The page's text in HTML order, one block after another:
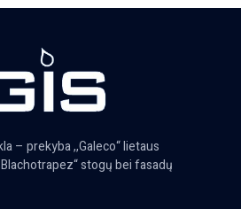
– prekyba ,,Galeco“ lietaus
stogų bei fasadų